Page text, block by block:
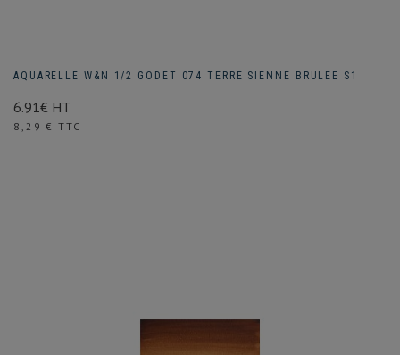
AQUARELLE W&N 1/2 GODET 074 TERRE SIENNE BRULEE S1
6.91€ HT
Prix
8,29 € TTC